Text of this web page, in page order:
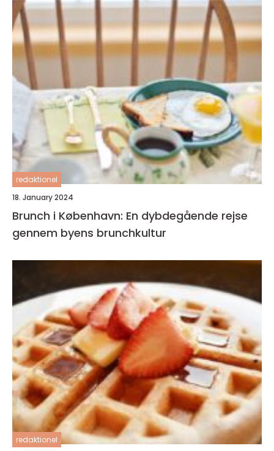
redaktionel
18. January 2024
Brunch i København: En dybdegående rejse
gennem byens brunchkultur
redaktionel